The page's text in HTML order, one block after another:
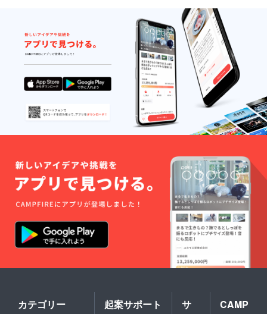
させて
いただ
きます
・田中
正人さ
んの現
地まで
の交通
費等、
実費は
購入者
様ご負
担とな
ります
良俗に
反する
内容、
法令に
違反す
る内容
などは
お受け
できま
カテゴリー 起案サポート
サ
CAMP